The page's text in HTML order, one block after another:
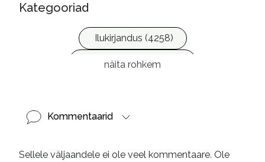
Kategooriad
Ilukirjandus (4258)
Krimi ja põnevik (1287)
näita rohkem
Kommentaarid
Sellele väljaandele ei ole veel kommentaare. Ole